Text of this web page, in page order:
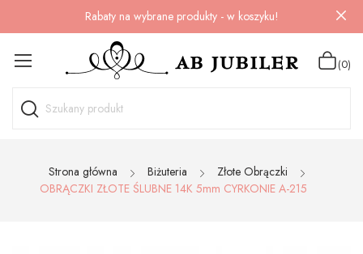
Rabaty na wybrane produkty - w koszyku!
(0)
Strona główna Biżuteria
Złote Obrączki
OBRĄCZKI ZŁOTE ŚLUBNE 14K 5mm CYRKONIE A-215